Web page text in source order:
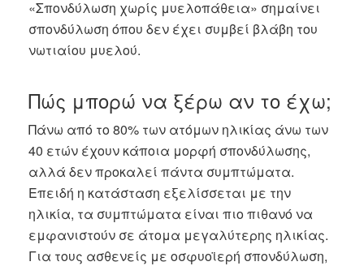
«Σπονδύλωση χωρίς μυελοπάθεια» σημαίνει
σπονδύλωση όπου δεν έχει συμβεί βλάβη του
νωτιαίου μυελού.
Πώς μπορώ να ξέρω αν το έχω;
Πάνω από το 80% των ατόμων ηλικίας άνω των
40 ετών έχουν κάποια μορφή σπονδύλωσης,
αλλά δεν προκαλεί πάντα συμπτώματα.
Επειδή η κατάσταση εξελίσσεται με την
ηλικία, τα συμπτώματα είναι πιο πιθανό να
εμφανιστούν σε άτομα μεγαλύτερης ηλικίας.
Για τους ασθενείς με οσφυοϊερή σπονδύλωση,